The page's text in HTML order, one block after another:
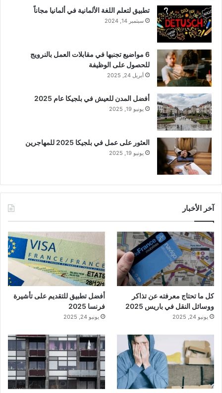
تطبيق لتعلم اللغة الألمانية في ألمانيا مجاناً
سبتمبر 14, 2024
6 مواضيع تجنبها في مقابلات العمل بالنرويج
للحصول على الوظيفة
أبريل 24, 2025
أفضل المدن للعيش في بلجيكا عام 2025
يونيو 19, 2025
العثور على عمل في بلجيكا 2025 للمهاجرين
يونيو 19, 2025
آخر الأخبار
كل ما تحتاج معرفته عن تذاكر
ووسائل النقل في باريس 2025
يونيو 24, 2025
أفضل تطبيق للتقديم على تأشيرة
فرنسا 2025
يونيو 24, 2025